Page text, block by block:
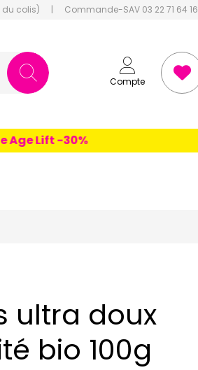
du colis) | Commande-SAV 03 22 71 64 16
Compte
Lift -30%
ultra doux
bio 100g